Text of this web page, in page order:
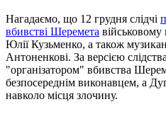
Нагадаємо, що 12 грудня слідчі
вбивстві Шеремета
Юлії Кузьменко, а також
Антоненкові. За версією
"організатором" вбивства
безпосереднім виконавцем, а
навколо місця злочину.